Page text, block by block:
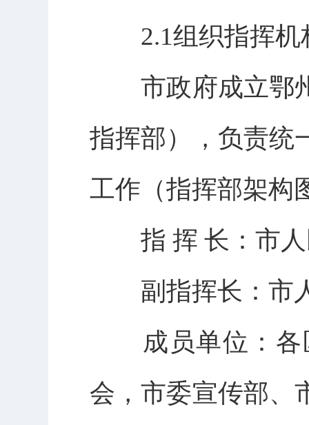
2.1组织指挥机
市政府成立鄂州
指挥部），负责统
工作（指挥部架构
指 挥 长：市人
副指挥长：市
成员单位：各
会，市委宣传部、